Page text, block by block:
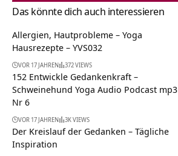
Das könnte dich auch interessieren
Allergien, Hautprobleme – Yoga
Hausrezepte – YVS032
VOR 17 JAHREN 372 VIEWS
152 Entwickle Gedankenkraft –
Schweinehund Yoga Audio Podcast mp3
Nr 6
VOR 17 JAHREN 3K VIEWS
Der Kreislauf der Gedanken – Tägliche
Inspiration